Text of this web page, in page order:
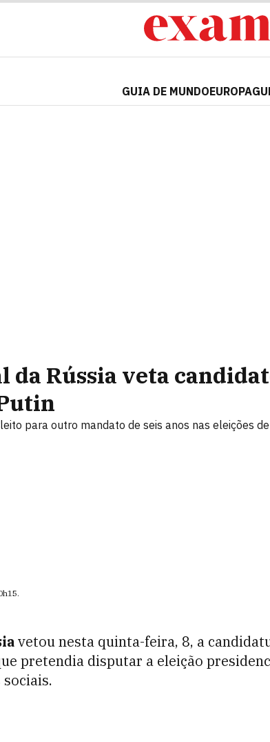
GUIA DE MUNDOEUROPA
da Rússia veta
para outro mandato de seis anos nas eleições
.
vetou nesta quinta-feira, 8, a
pretendia disputar a eleição